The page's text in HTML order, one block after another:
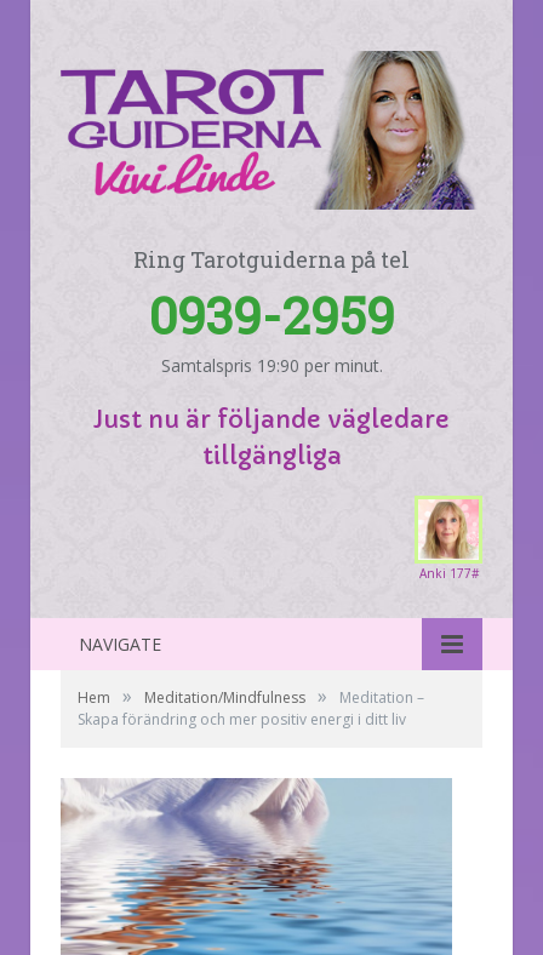
Ring Tarotguiderna på tel
0939-2959
Samtalspris 19:90 per minut.
Just nu är följande vägledare
tillgängliga
Anki 177#
NAVIGATE
Hem » Meditation/Mindfulness »
Meditation –
Skapa förändring och mer positiv energi i ditt liv